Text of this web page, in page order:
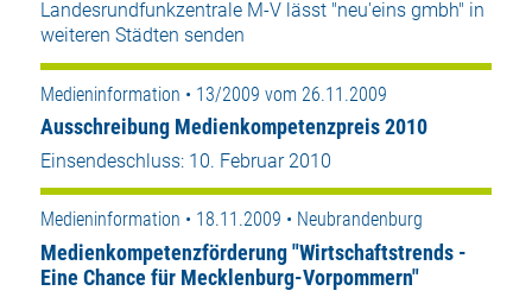
Landesrundfunkzentrale M-V lässt "neu'eins gmbh" in
weiteren Städten senden
Medieninformation • 13/2009 vom 26.11.2009
Ausschreibung Medienkompetenzpreis 2010
Einsendeschluss: 10. Februar 2010
Medieninformation • 18.11.2009 • Neubrandenburg
Medienkompetenzförderung "Wirtschaftstrends -
Eine Chance für Mecklenburg-Vorpommern"